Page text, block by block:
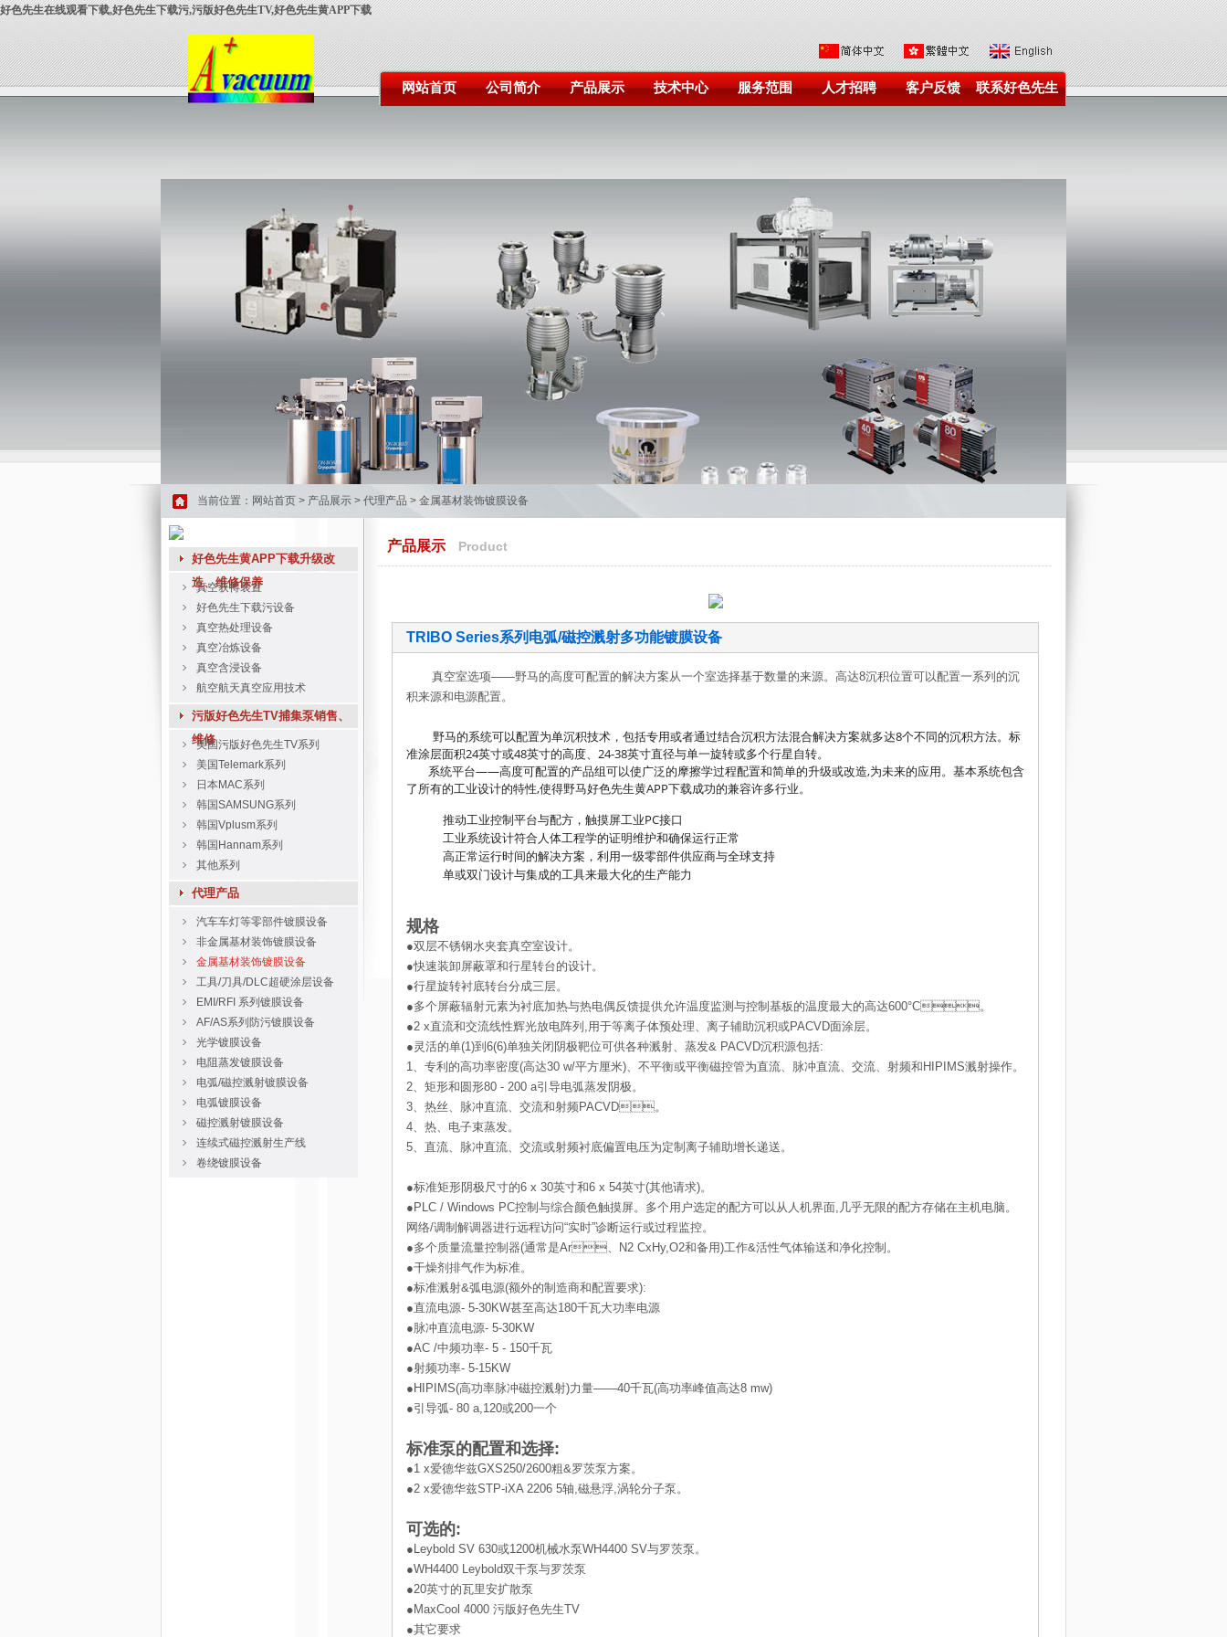
好色先生在线观看下载,好色先生下载污,污版好色先生TV,好色先生黄APP下载
网站首页 公司简介 产品展示 技术中心 服务范围 人才招聘 客户反馈 联系好色先生
当前位置： 网站首页 > 产品展示 > 代理产品 > 金属基材装饰镀膜设备
好色先生黄APP下载升级改
造、维修保养
真空获得装置
好色先生下载污设备
真空热处理设备
真空冶炼设备
真空含浸设备
航空航天真空应用技术
污版好色先生TV捕集泵销售、
维修
美国污版好色先生TV系列
美国Telemark系列
日本MAC系列
韩国SAMSUNG系列
韩国Vplusm系列
韩国Hannam系列
其他系列
代理产品
汽车车灯等零部件镀膜设备
非金属基材装饰镀膜设备
金属基材装饰镀膜设备
工具/刀具/DLC超硬涂层设备
EMI/RFI 系列镀膜设备
AF/AS系列防污镀膜设备
光学镀膜设备
电阻蒸发镀膜设备
电弧/磁控溅射镀膜设备
电弧镀膜设备
磁控溅射镀膜设备
连续式磁控溅射生产线
卷绕镀膜设备
产品展示 Product
TRIBO Series系列电弧/磁控溅射多功能镀膜设备
真空室选项——野马的高度可配置的解决方案从一个室选择基于数量的来源。高达8沉积位置可以配置一系列的沉
积来源和电源配置。
野马的系统可以配置为单沉积技术，包括专用或者通过结合沉积方法混合解决方案就多达8个不同的沉积方法。标
准涂层面积24英寸或48英寸的高度、24-38英寸直径与单一旋转或多个行星自转。
系统平台——高度可配置的产品组可以使广泛的摩擦学过程配置和简单的升级或改造,为未来的应用。基本系统包含
了所有的工业设计的特性,使得野马好色先生黄APP下载成功的兼容许多行业。
推动工业控制平台与配方，触摸屏工业PC接口
工业系统设计符合人体工程学的证明维护和确保运行正常
高正常运行时间的解决方案，利用一级零部件供应商与全球支持
单或双门设计与集成的工具来最大化的生产能力
规格
●双层不锈钢水夹套真空室设计。
●快速装卸屏蔽罩和行星转台的设计。
●行星旋转衬底转台分成三层。
●多个屏蔽辐射元素为衬底加热与热电偶反馈提供允许温度监测与控制基板的温度最大的高达600°C。
●2 x直流和交流线性辉光放电阵列,用于等离子体预处理、离子辅助沉积或PACVD面涂层。
●灵活的单(1)到6(6)单独关闭阴极靶位可供各种溅射、蒸发& PACVD沉积源包括:
1、专利的高功率密度(高达30 w/平方厘米)、不平衡或平衡磁控管为直流、脉冲直流、交流、射频和HIPIMS溅射操作。
2、矩形和圆形80 - 200 a引导电弧蒸发阴极。
3、热丝、脉冲直流、交流和射频PACVD。
4、热、电子束蒸发。
5、直流、脉冲直流、交流或射频衬底偏置电压为定制离子辅助增长递送。
●标准矩形阴极尺寸的6 x 30英寸和6 x 54英寸(其他请求)。
●PLC / Windows PC控制与综合颜色触摸屏。多个用户选定的配方可以从人机界面,几乎无限的配方存储在主机电脑。
网络/调制解调器进行远程访问“实时”诊断运行或过程监控。
●多个质量流量控制器(通常是Ar、N2 CxHy,O2和备用)工作&活性气体输送和净化控制。
●干燥剂排气作为标准。
●标准溅射&弧电源(额外的制造商和配置要求):
●直流电源- 5-30KW甚至高达180千瓦大功率电源
●脉冲直流电源- 5-30KW
●AC /中频功率- 5 - 150千瓦
●射频功率- 5-15KW
●HIPIMS(高功率脉冲磁控溅射)力量——40千瓦(高功率峰值高达8 mw)
●引导弧- 80 a,120或200一个
标准泵的配置和选择:
●1 x爱德华兹GXS250/2600粗&罗茨泵方案。
●2 x爱德华兹STP-iXA 2206 5轴,磁悬浮,涡轮分子泵。
可选的:
●Leybold SV 630或1200机械水泵WH4400 SV与罗茨泵。
●WH4400 Leybold双干泵与罗茨泵
●20英寸的瓦里安扩散泵
●MaxCool 4000 污版好色先生TV
●其它要求